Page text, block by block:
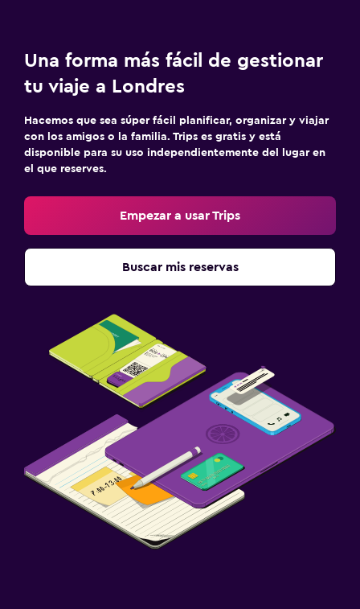
Una forma más fácil de gestionar
tu viaje a Londres
Hacemos que sea súper fácil planificar, organizar y viajar
con los amigos o la familia. Trips es gratis y está
disponible para su uso independientemente del lugar en
el que reserves.
Empezar a usar Trips
Buscar mis reservas